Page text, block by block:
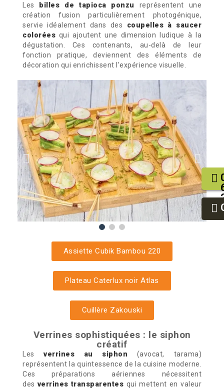
Les
billes de tapioca ponzu
représentent une
création fusion particulièrement photogénique,
servie idéalement dans des coupelles à saucer
colorées qui ajoutent une dimension ludique à la
dégustation. Ces contenants, au-delà de leur
fonction pratique, deviennent des éléments de
décoration qui enrichissent l'expérience visuelle.
Assiette Cubik Bambou 220
Plateau Caterlux noir Atlas
Cuillère Zakouski
Verrines sophistiquées : le siphon
créatif
Lesverrines au siphon (avocat, tarama)
représentent la quintessence de la cuisine moderne.
Ces préparations aériennes nécessitent
des verrines transparentes qui mettent en valeur